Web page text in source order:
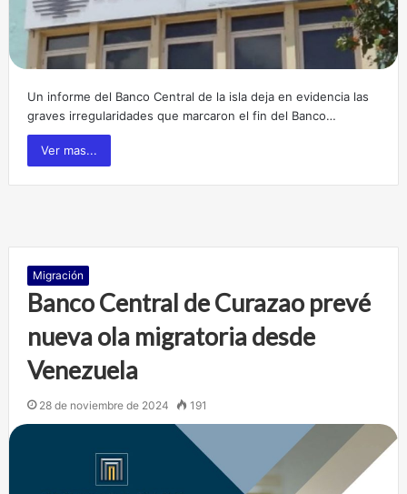
Un informe del Banco Central de la isla deja en evidencia las
graves irregularidades que marcaron el fin del Banco…
Ver mas...
Migración
Banco Central de Curazao prevé
nueva ola migratoria desde
Venezuela
28 de noviembre de 2024 191